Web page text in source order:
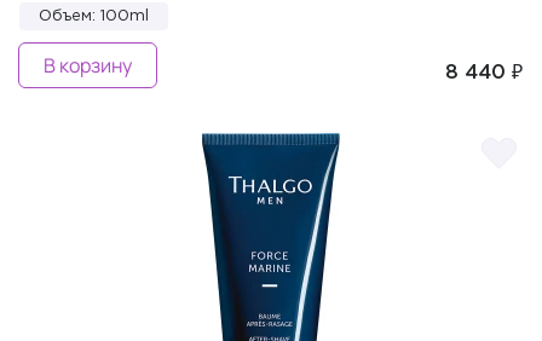
Объем: 100ml
8 440 ₽
В корзину